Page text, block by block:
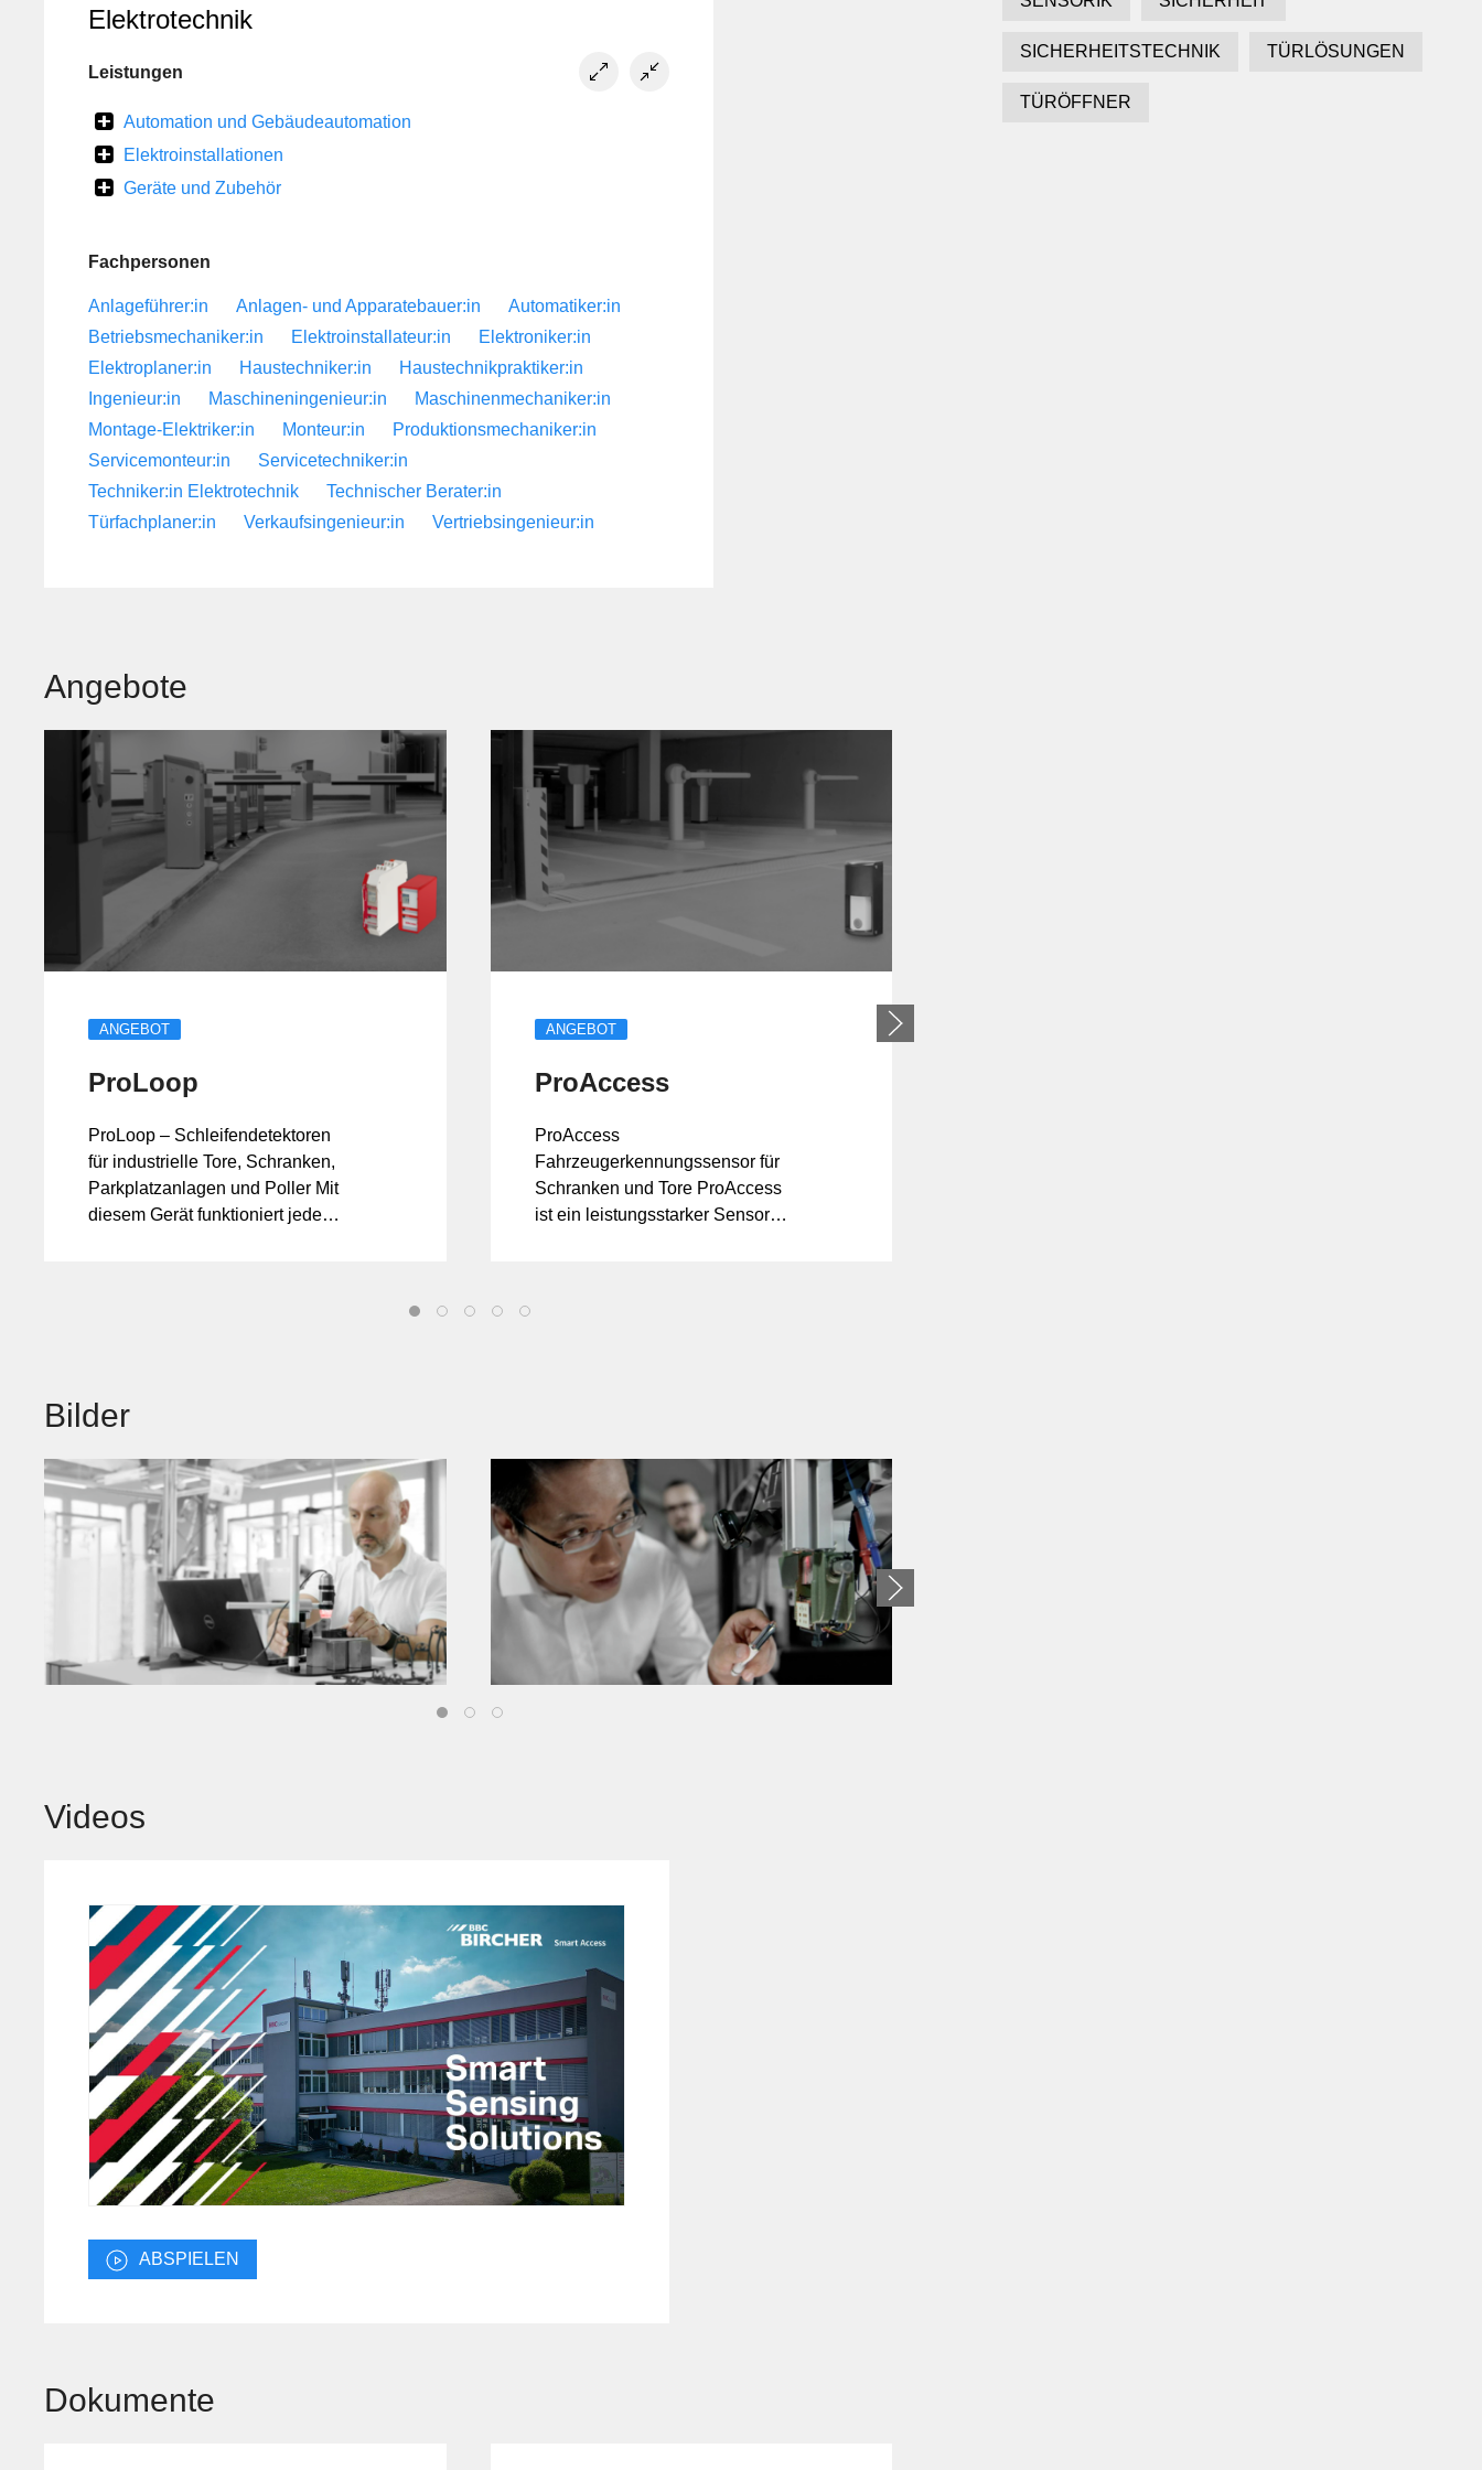
Elektrotechnik
Leistungen
Automation und Gebäudeautomation
Elektroinstallationen
Geräte und Zubehör
Fachpersonen
Anlageführer:in Anlagen- und Apparatebauer:in
Automatiker:in
Betriebsmechaniker:in
Elektroinstallateur:in
Elektroniker:in
Elektroplaner:in
Haustechniker:in
Haustechnikpraktiker:in
Ingenieur:in
Maschineningenieur:in
Maschinenmechaniker:in
Montage-Elektriker:in
Monteur:in
Produktionsmechaniker:in
Servicemonteur:in
Servicetechniker:in
Techniker:in Elektrotechnik
Technischer Berater:in
Türfachplaner:in
Verkaufsingenieur:in Vertriebsingenieur:in
Angebote
ANGEBOT
ProLoop
ProLoop – Schleifendetektoren
für industrielle Tore, Schranken,
Parkplatzanlagen und Poller Mit
diesem Gerät funktioniert jede
ANGEBOT
ProAccess
ProAccess
Fahrzeugerkennungssensor für
Schranken und Tore ProAccess
ist ein leistungsstarker Sensor
Bilder
Videos
ABSPIELEN
Dokumente
SICHERHEITSTECHNIK TÜRLÖSUNGEN
TÜRÖFFNER